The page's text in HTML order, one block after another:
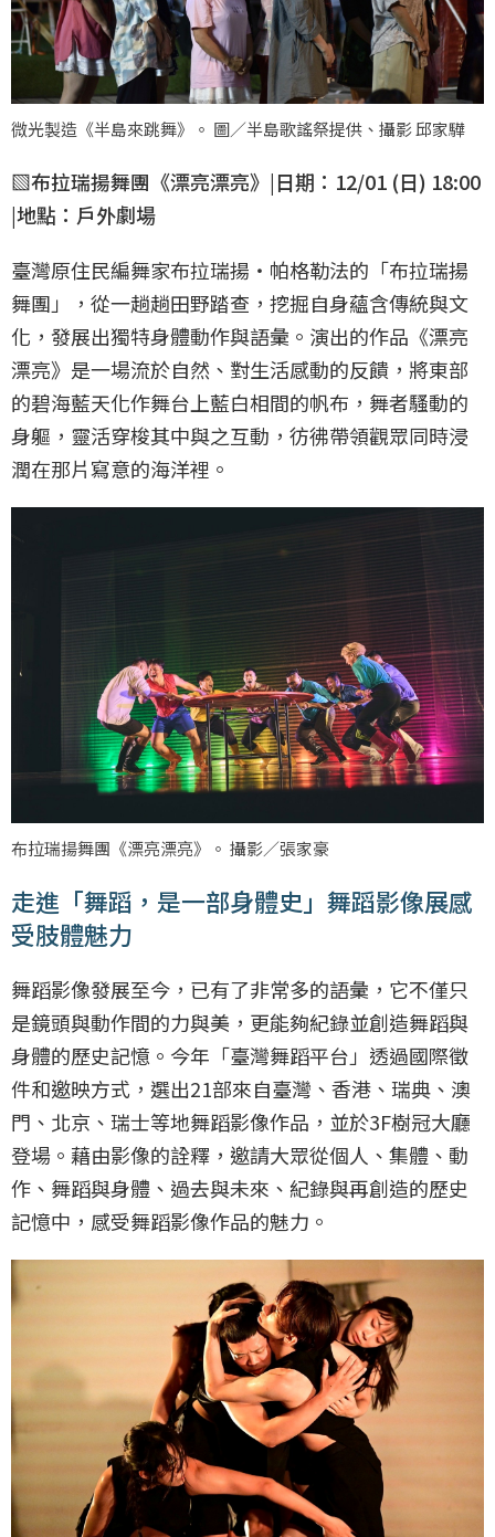
微光製造《半島來跳舞》。 圖／半島歌謠祭提供、攝影 邱家驊
▧布拉瑞揚舞團《漂亮漂亮》|日期：12/01 (日) 18:00
|地點：戶外劇場
臺灣原住民編舞家布拉瑞揚・帕格勒法的「布拉瑞揚
舞團」，從一趟趟田野踏查，挖掘自身蘊含傳統與文
化，發展出獨特身體動作與語彙。演出的作品《漂亮
漂亮》是一場流於自然、對生活感動的反饋，將東部
的碧海藍天化作舞台上藍白相間的帆布，舞者騷動的
身軀，靈活穿梭其中與之互動，彷彿帶領觀眾同時浸
潤在那片寫意的海洋裡。
布拉瑞揚舞團《漂亮漂亮》。 攝影／張家豪
走進「舞蹈，是一部身體史」舞蹈影像展感
受肢體魅力
舞蹈影像發展至今，已有了非常多的語彙，它不僅只
是鏡頭與動作間的力與美，更能夠紀錄並創造舞蹈與
身體的歷史記憶。今年「臺灣舞蹈平台」透過國際徵
件和邀映方式，選出21部來自臺灣、香港、瑞典、澳
門、北京、瑞士等地舞蹈影像作品，並於3F樹冠大廳
登場。藉由影像的詮釋，邀請大眾從個人、集體、動
作、舞蹈與身體、過去與未來、紀錄與再創造的歷史
記憶中，感受舞蹈影像作品的魅力。